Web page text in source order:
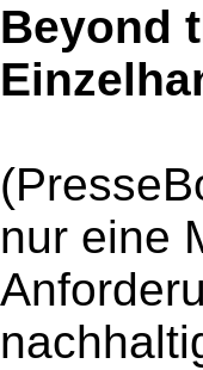
Beyond
nur eine